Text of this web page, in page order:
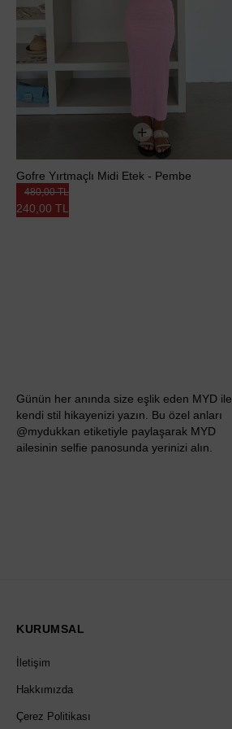
Gofre Yırtmaçlı Midi Etek - Pembe
240,00 TL
480,00 TL
Günün her anında size eşlik eden MYD ile
kendi stil hikayenizi yazın. Bu özel anları
@mydukkan etiketiyle paylaşarak MYD
ailesinin selfie panosunda yerinizi alın.
KURUMSAL
İletişim
Hakkımızda
Çerez Politikası